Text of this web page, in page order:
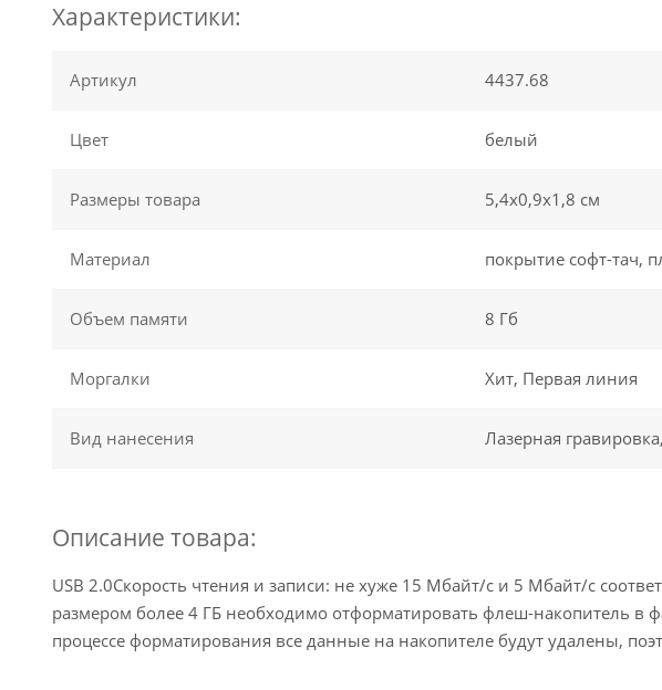
Характеристики:
Артикул 4437.68
Цвет белый
Размеры товара 5,4х0,9х1,8 см
Материал покрытие софт-тач,
Объем памяти 8 Гб
Моргалки Хит, Первая линия
Вид нанесения Лазерная
Описание товара:
USB 2.0Скорость чтения и записи: не хуже 15 Мбайт/с и 5 Мбайт/с
размером более 4 ГБ необходимо отформатировать флеш-накопитель в
процессе форматирования все данные на накопителе будут удалены,